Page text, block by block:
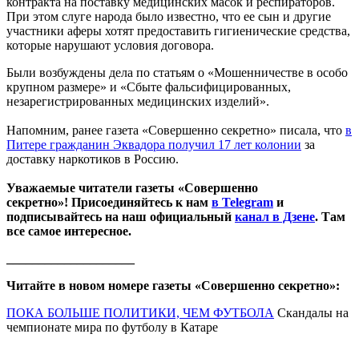
При этом слуге народа было известно, что ее сын и другие
участники аферы хотят предоставить гигиенические средства,
которые нарушают условия договора.
Были возбуждены дела по статьям о «Мошенничестве в особо
крупном размере» и «Сбыте фальсифицированных,
незарегистрированных медицинских изделий».
Напомним, ранее газета «Совершенно секретно» писала, что в
Питере гражданин Эквадора получил 17 лет колонии за
доставку наркотиков в Россию.
Уважаемые читатели газеты «Совершенно
секретно»! Присоединяйтесь к нам в Telegram и
подписывайтесь на наш официальный канал в Дзене. Там
все самое интересное.
Читайте в новом номере газеты «Совершенно секретно»:
ПОКА БОЛЬШЕ ПОЛИТИКИ, ЧЕМ ФУТБОЛА Скандалы на
чемпионате мира по футболу в Катаре